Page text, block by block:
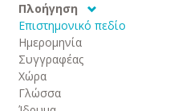
Πλοήγηση
Επιστημονικό πεδίο
Ημερομηνία
Συγγραφέας
Χώρα
Γλώσσα